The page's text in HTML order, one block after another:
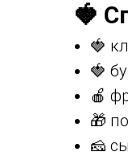
🍓
🍓
🍓
🍎
🎁
🧀